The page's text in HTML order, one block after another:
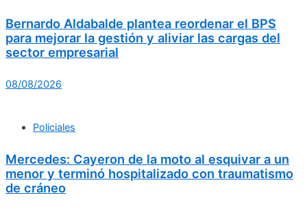
Bernardo Aldabalde plantea reordenar el BPS
para mejorar la gestión y aliviar las cargas del
sector empresarial
08/08/2026
Policiales
Mercedes: Cayeron de la moto al esquivar a un
menor y terminó hospitalizado con traumatismo
de cráneo